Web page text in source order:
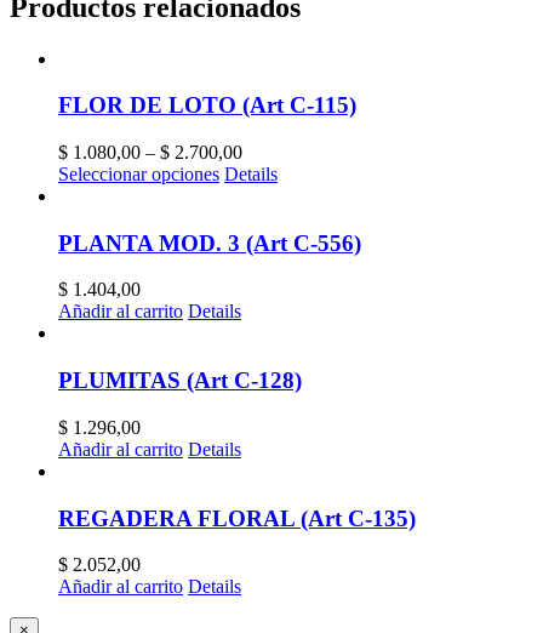
Productos relacionados
FLOR DE LOTO (Art C-115)
$ 1.080,00 – $ 2.700,00
Seleccionar opciones Details
PLANTA MOD. 3 (Art C-556)
$ 1.404,00
Añadir al carrito Details
PLUMITAS (Art C-128)
$ 1.296,00
Añadir al carrito Details
REGADERA FLORAL (Art C-135)
$ 2.052,00
Añadir al carrito Details
Close